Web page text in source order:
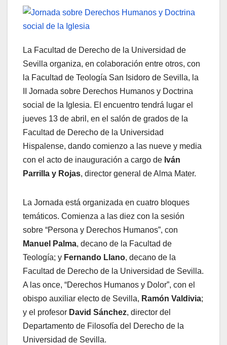
La Facultad de Derecho de la Universidad de
Sevilla organiza, en colaboración entre otros, con
la Facultad de Teología San Isidoro de Sevilla, la
II Jornada sobre Derechos Humanos y Doctrina
social de la Iglesia. El encuentro tendrá lugar el
jueves 13 de abril, en el salón de grados de la
Facultad de Derecho de la Universidad
Hispalense, dando comienzo a las nueve y media
con el acto de inauguración a cargo de Iván
Parrilla y Rojas, director general de Alma Mater.
La Jornada está organizada en cuatro bloques
temáticos. Comienza a las diez con la sesión
sobre “Persona y Derechos Humanos”, con
Manuel Palma, decano de la Facultad de
Teología; y Fernando Llano, decano de la
Facultad de Derecho de la Universidad de Sevilla.
A las once, “Derechos Humanos y Dolor”, con el
obispo auxiliar electo de Sevilla, Ramón Valdivia;
y el profesor David Sánchez, director del
Departamento de Filosofía del Derecho de la
Universidad de Sevilla.